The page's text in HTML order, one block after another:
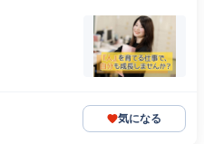
気になる